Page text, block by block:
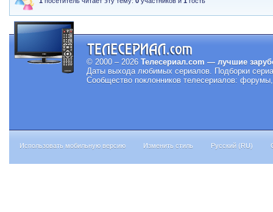
© 2000 – 2026 Телесериал.com — лучшие
Даты выхода любимых сериалов. Подборки
Сообщество поклонников телесериалов:
Использовать мобильную версию Изменить стиль Русский (RU)